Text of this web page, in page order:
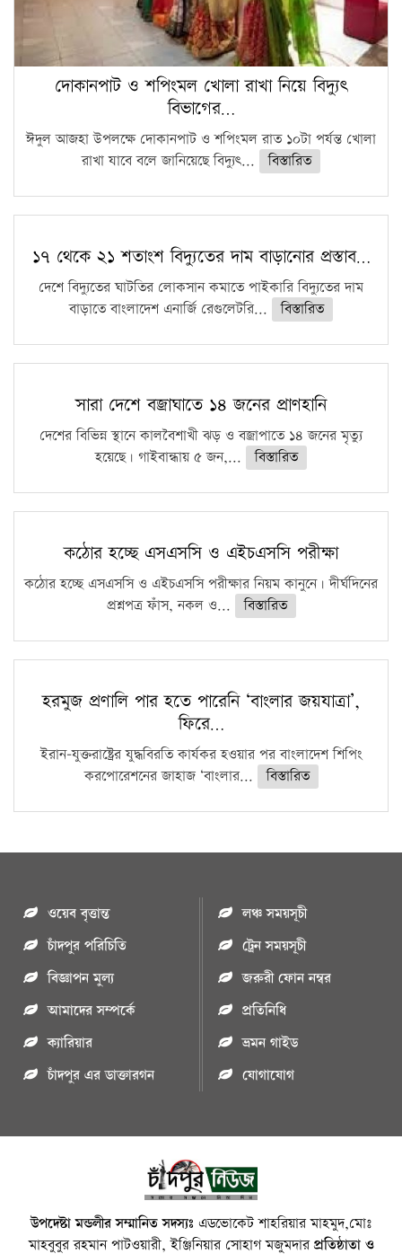
দোকানপাট ও শপিংমল খোলা রাখা নিয়ে বিদ্যুৎ
বিভাগের…
ঈদুল আজহা উপলক্ষে দোকানপাট ও শপিংমল রাত ১০টা পর্যন্ত খোলা
রাখা যাবে বলে জানিয়েছে বিদ্যুৎ...
বিস্তারিত
১৭ থেকে ২১ শতাংশ বিদ্যুতের দাম বাড়ানোর প্রস্তাব…
দেশে বিদ্যুতের ঘাটতির লোকসান কমাতে পাইকারি বিদ্যুতের দাম
বাড়াতে বাংলাদেশ এনার্জি রেগুলেটরি...
বিস্তারিত
সারা দেশে বজ্রাঘাতে ১৪ জনের প্রাণহানি
দেশের বিভিন্ন স্থানে কালবৈশাখী ঝড় ও বজ্রাপাতে ১৪ জনের মৃত্যু
হয়েছে। গাইবান্ধায় ৫ জন,...
বিস্তারিত
কঠোর হচ্ছে এসএসসি ও এইচএসসি পরীক্ষা
কঠোর হচ্ছে এসএসসি ও এইচএসসি পরীক্ষার নিয়ম কানুনে। দীর্ঘদিনের
প্রশ্নপত্র ফাঁস, নকল ও...
বিস্তারিত
হরমুজ প্রণালি পার হতে পারেনি ‘বাংলার জয়যাত্রা’,
ফিরে…
ইরান-যুক্তরাষ্ট্রের যুদ্ধবিরতি কার্যকর হওয়ার পর বাংলাদেশ শিপিং
করপোরেশনের জাহাজ ‘বাংলার...
বিস্তারিত
ওয়েব বৃত্তান্ত
চাঁদপুর পরিচিতি
বিজ্ঞাপন মুল্য
আমাদের সম্পর্কে
ক্যারিয়ার
চাঁদপুর এর ডাক্তারগন
লঞ্চ সময়সূচী
ট্রেন সময়সূচী
জরুরী ফোন নম্বর
প্রতিনিধি
ভ্রমন গাইড
যোগাযোগ
উপদেষ্টা মন্ডলীর সম্মানিত সদস্যঃ এডভোকেট শাহরিয়ার মাহমুদ,মোঃ
মাহবুবুর রহমান পাটওয়ারী, ইঞ্জিনিয়ার সোহাগ মজুমদারপ্রতিষ্ঠাতা ও